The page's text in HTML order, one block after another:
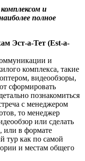
и
полное
Эст-а-Тет (Est-a-
и
комплекса, такие
видеообзоры,
сформировать
познакомиться
с менеджером
то менеджер
или сделать
или в формате
тур как по самой
и местам общего